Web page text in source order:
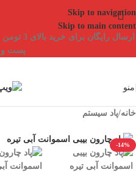
Skip to navigation
Skip to main content
ارسال
پست و
منو
خانه/پاد سیستم
-14%